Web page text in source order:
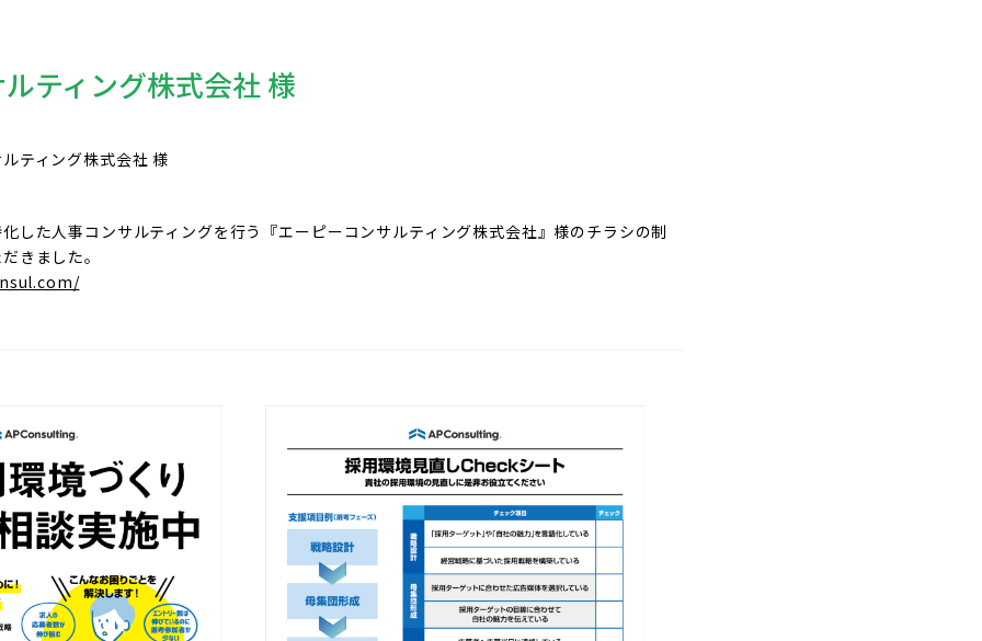
ティング株式会社 様
ティング株式会社 様
した人事コンサルティングを行う『エーピーコンサルティング株式会社』様のチラシの制
きました。